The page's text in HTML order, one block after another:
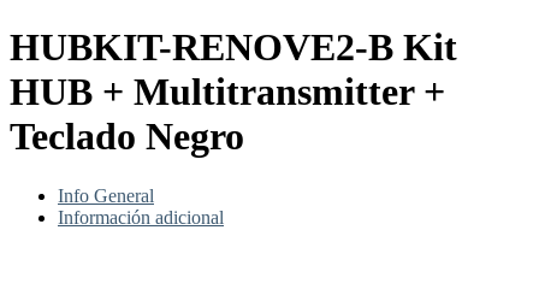
HUBKIT-RENOVE2-B Kit
HUB + Multitransmitter +
Teclado Negro
Info General
Información adicional